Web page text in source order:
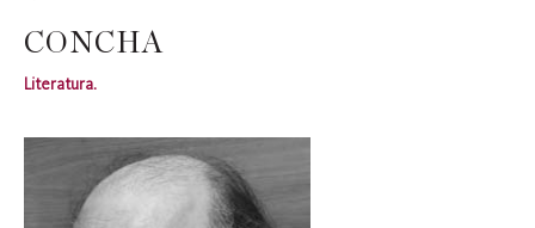
CONCHA
Literatura.